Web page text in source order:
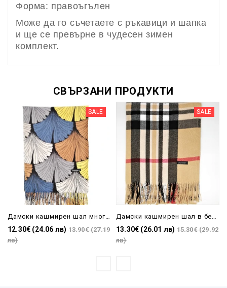
Форма: правоъгълен
Може да го съчетаете с ръкавици и шапка
и ще се превърне в чудесен зимен
комплект.
СВЪРЗАНИ ПРОДУКТИ
SALE
12.30€ (24.06 лв) 13.90€ (27.19
лв)
SALE
13.30€ (26.01 лв) 15.30€ (29.92
лв)